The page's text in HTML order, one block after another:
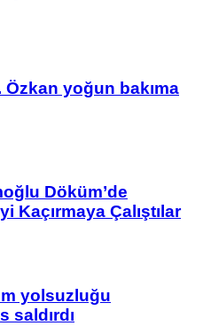
Özkan yoğun bakıma
Döküm’de
Kaçırmaya Çalıştılar
yolsuzluğu
saldırdı